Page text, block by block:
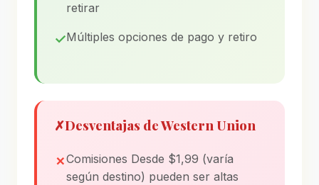
retirar
Múltiples opciones de pago y retiro
✗Desventajas de Western Union
Comisiones Desde $1,99 (varía
según destino) pueden ser altas